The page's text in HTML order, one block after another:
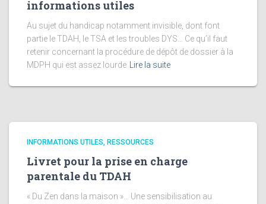
informations utiles
Au sujet du handicap notamment invisible, dont font
partie le TDAH, le TSA et les troubles DYS… Ce qu’il faut
retenir concernant la procédure de dépôt de dossier à la
MDPH qui est assez lourde
Lire la suite
INFORMATIONS UTILES, RESSOURCES
Livret pour la prise en charge
parentale du TDAH
« Du Zen dans la maison »… Une sensibilisation au